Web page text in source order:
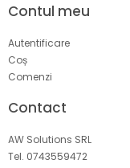
Contul meu
Autentificare
Coș
Comenzi
Contact
AW Solutions SRL
Tel. 0743559472